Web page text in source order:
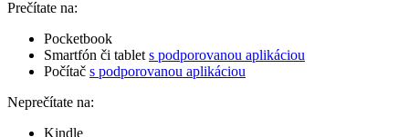
Prečítate na:
Pocketbook
Smartfón či tablet s podporovanou aplikáciou
Počítač s podporovanou aplikáciou
Neprečítate na:
Kindle